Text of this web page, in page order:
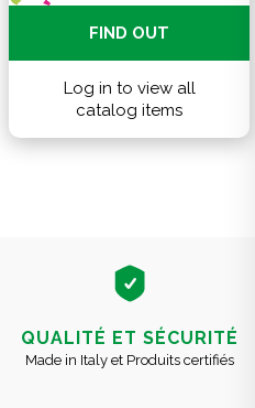
FIND OUT
Log in to view all
catalog items
QUALITÉ ET SÉCURITÉ
Made in Italy et Produits certifiés